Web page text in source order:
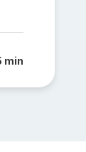
min